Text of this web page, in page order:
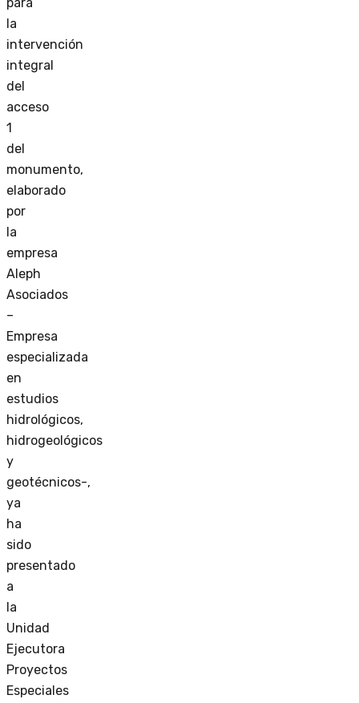
para
la
intervención
integral
del
acceso
1
del
monumento,
elaborado
por
la
empresa
Aleph
Asociados
–
Empresa
especializada
en
estudios
hidrológicos,
hidrogeológicos
y
geotécnicos-,
ya
ha
sido
presentado
a
la
Unidad
Ejecutora
Proyectos
Especiales